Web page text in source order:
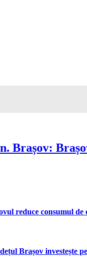
Brașov:
reduce consumul
Brașov investește